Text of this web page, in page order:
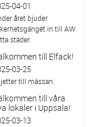
04-01
året bjuder
in till AW
städer.
till Elfack!
03-25
till mässan.
till våra
lokaler i Uppsala!
03-13